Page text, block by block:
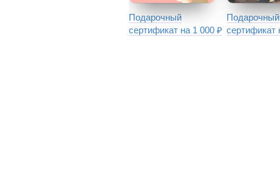
Подарочный
сертификат на 1 000 ₽
Подарочный
сертификат